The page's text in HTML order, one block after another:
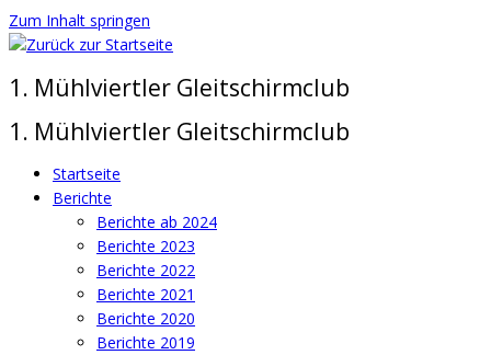
Zum Inhalt springen
1. Mühlviertler Gleitschirmclub
1. Mühlviertler Gleitschirmclub
Startseite
Berichte
Berichte ab 2024
Berichte 2023
Berichte 2022
Berichte 2021
Berichte 2020
Berichte 2019